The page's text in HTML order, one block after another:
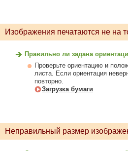
Изображения печатаются не на
Правильно ли задана
Проверьте ориентацию и
листа. Если ориентация
повторно.
Загрузка бумаги
Неправильный размер